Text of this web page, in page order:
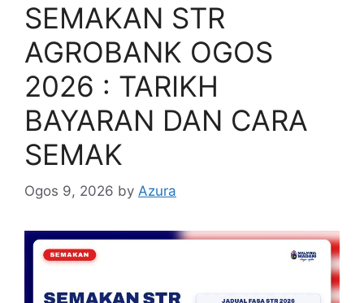
SEMAKAN STR
AGROBANK OGOS
2026 : TARIKH
BAYARAN DAN CARA
SEMAK
Ogos 9, 2026 by Azura